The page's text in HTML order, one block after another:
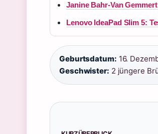
Janine Bahr-Van
Lenovo IdeaPad Slim 5:
Geburtsdatum: 16.
Geschwister: 2 jüngere